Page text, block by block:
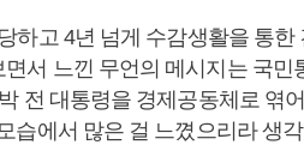
하고 4년 넘게 수감생활을 통한
서 느낀 무언의 메시지는 국민
전 대통령을 경제공동체로 엮
습에서 많은 걸 느꼈으리라 생